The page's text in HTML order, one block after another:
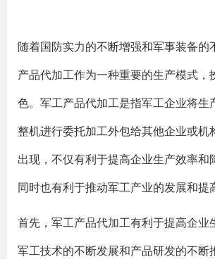
随着国防实力的不断增强和军事装备的
产品代加工作为一种重要的生产模式，
色。军工产品代加工是指军工企业将生
整机进行委托加工外包给其他企业或机
出现，不仅有利于提高企业生产效率和
同时也有利于推动军工产业的发展和提
首先，军工产品代加工有利于提高企业
军工技术的不断发展和产品研发的不断